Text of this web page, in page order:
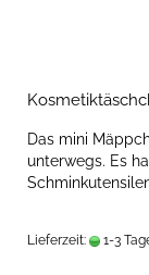
Das mini
unterwegs. Es
Lieferzeit: 1-3